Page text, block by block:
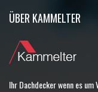
ÜBER KAMMELTER
Ihr Dachdecker wenn es